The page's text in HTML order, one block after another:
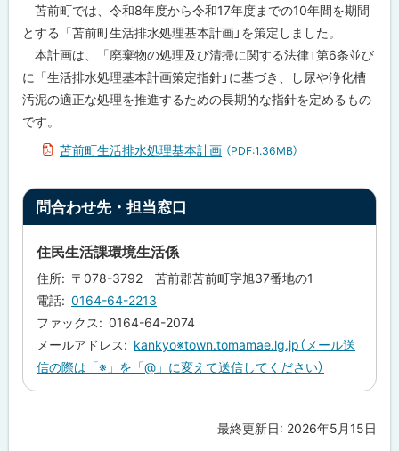
目
次
苫
町
生
活
排
本
画
合
せ
先
担
窓
口
苫前町では、令和8年度から令和17年度までの10年間を期間
とする「苫前町生活排水処理基本計画」を策定しました。
本計画は、「廃棄物の処理及び清掃に関する法律」第6条並び
に「生活排水処理基本計画策定指針」に基づき、し尿や浄化槽
汚泥の適正な処理を推進するための長期的な指針を定めるもの
です。
苫前町生活排水処理基本計画 （PDF:1.36MB）
ト
問合わせ先・担当窓口
住民生活課環境生活係
住所
〒078-3792 苫前郡苫前町字旭37番地の1
電話
0164-64-2213
ファックス
0164-64-2074
メールアドレス
kankyo※town.tomamae.lg.jp（メール送
信の際は「※」を「@」に変えて送信してください）
最終更新日: 2026年5月15日